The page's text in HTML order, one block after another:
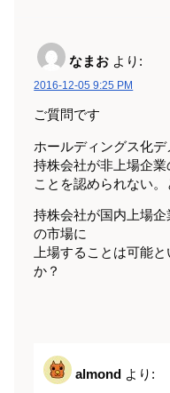
なまお より:
2016-12-05 9:25 PM
ご質問です
ホールディングス化
持株会社が非上場企
ことを認められない。
持株会社が国内上場
の市場に
上場することは可能
か？
almond より: